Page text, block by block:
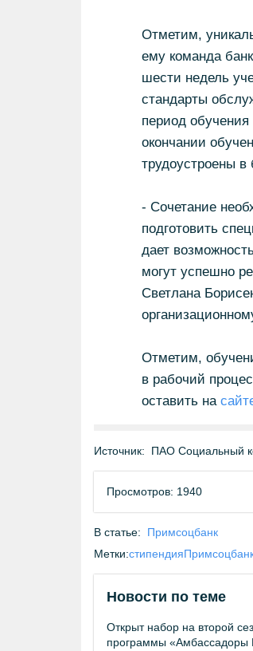
Отметим,
ему команда
шести недель
стандарты
период
окончании
трудоустроены
- Сочетание
подготовить
дает
могут успешно
Светлана
Отметим,
в рабочий
оставить на
Источник: ПАО Социальный
Просмотров: 1940
В статье:
Примсоцбанк
Метки:стипендия
Новости по теме
Открыт набор на второй
программы «Амбассадоры